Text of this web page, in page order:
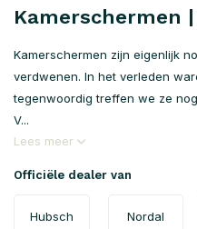
Kamerschermen
Kamerschermen zijn eigenlijk
verdwenen. In het verleden
tegenwoordig treffen we ze
V...
Lees meer
Officiële dealer van
Hubsch Nordal